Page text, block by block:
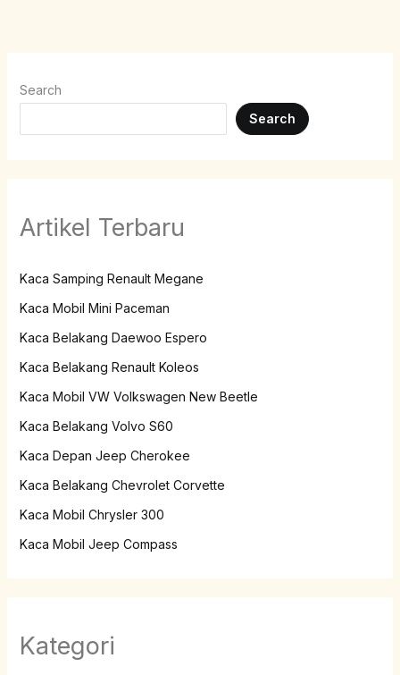
Search
Search
Artikel Terbaru
Kaca Samping Renault Megane
Kaca Mobil Mini Paceman
Kaca Belakang Daewoo Espero
Kaca Belakang Renault Koleos
Kaca Mobil VW Volkswagen New Beetle
Kaca Belakang Volvo S60
Kaca Depan Jeep Cherokee
Kaca Belakang Chevrolet Corvette
Kaca Mobil Chrysler 300
Kaca Mobil Jeep Compass
Kategori